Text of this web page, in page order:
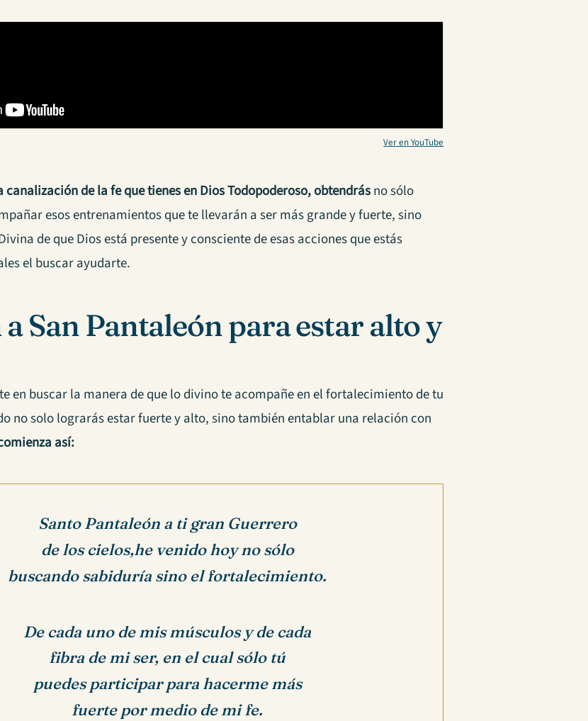
Ver en YouTube
canalización de la fe que tienes en Dios Todopoderoso, obtendrásno sólo
esos entrenamientos que te llevarán a ser más grande y fuerte, sino
de que Dios está presente y consciente de esas acciones que estás
el buscar ayudarte.
San Pantaleón para estar alto y
en buscar la manera de que lo divino te acompañe en el fortalecimiento de tu
no solo lograrás estar fuerte y alto, sino también entablar una relación con
así:
Santo Pantaleón a ti gran Guerrero
de los cielos,he venido hoy no sólo
buscando sabiduría sino el fortalecimiento.
De cada uno de mis músculos y de cada
fibra de mi ser, en el cual sólo tú
puedes participar para hacerme más
fuerte por medio de mi fe.